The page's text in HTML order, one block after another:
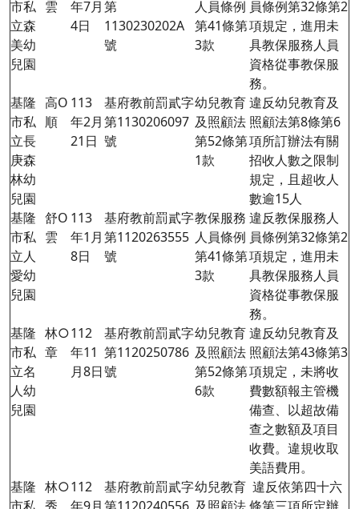
市私
立森
美幼
兒園
雲
年7月
4日
第
1130230202A
號
人員條例
第41條第
3款
員條例第32條第2
項規定，進用未
具教保服務人員
資格從事教保服
務。
基隆
市私
立長
庚森
林幼
兒園
高O
順
113
年2月
21日
基府教前罰貳字
第1130206097
號
幼兒教育
及照顧法
第52條第
1款
違反幼兒教育及
照顧法第8條第6
項所訂辦法有關
招收人數之限制
規定，且超收人
數逾15人
基隆
市私
立人
愛幼
兒園
舒O
雲
113
年1月
8日
基府教前罰貳字
第1120263555
號
教保服務
人員條例
第41條第
3款
違反教保服務人
員條例第32條第2
項規定，進用未
具教保服務人員
資格從事教保服
務。
基隆
市私
立名
人幼
兒園
林○
章
112
年11
月8日
基府教前罰貳字
第1120250786
號
幼兒教育
及照顧法
第52條第
6款
違反幼兒教育及
照顧法第43條第3
項規定，未將收
費數額報主管機
備查、以超故備
查之數額及項目
收費。違規收取
美語費用。
基隆 林○112
基府教前罰貳字幼兒教育 違反依第四十六